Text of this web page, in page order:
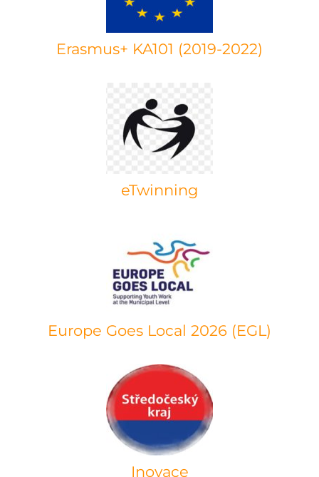
Erasmus+ KA101 (2019-2022)
eTwinning
Europe Goes Local 2026 (EGL)
Inovace